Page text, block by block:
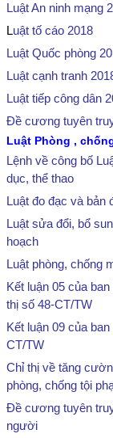
Luật An ninh mạng
Luật tố cáo 2018
Luật Quốc phòng
Luật cạnh tranh
Luật tiếp công dân
Đề cương tuyên
Luật Phòng ,
Lệnh về công bố
dục, thể thao
Luật đo đạc và bản
Luật sửa đổi, bổ
hoạch
Luật phòng, chống
Kết luận 05 của
thị số 48-CT/TW
Kết luận 09 của
CT/TW
Chỉ thị về tăng
phòng, chống tội
Đề cương tuyên
người